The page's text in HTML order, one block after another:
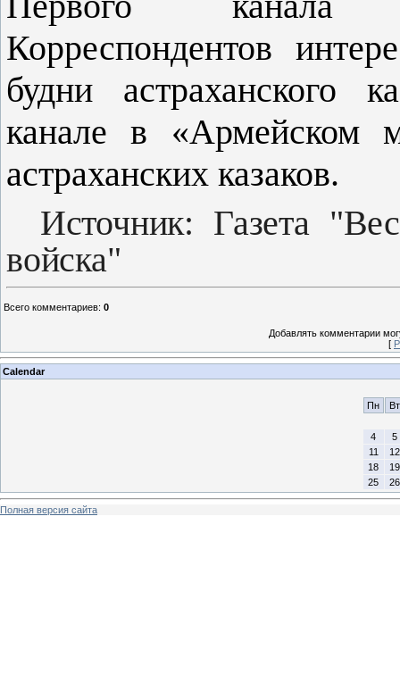
Корреспондентов
будни астраханского
канале в «Армейском
астрахан­ских казаков.
Источник: Газета
войска"
Всего комментариев: 0
Добавлять комментарии
[
Calendar
Пн Вт
4
5
11
12
18
19
25
26
Полная версия сайта